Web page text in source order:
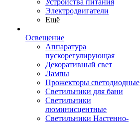
Устройства питания
Электродвигатели
Ещё
Освещение
Аппаратура
пускорегулирующая
Декоративный свет
Лампы
Прожекторы светодиодные
Светильники для бани
Светильники
люминисцентные
Светильники Настенно-